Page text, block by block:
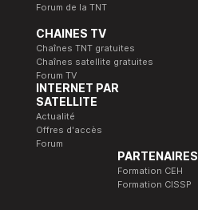
Forum de la TNT
CHAINES TV
Chaînes TNT gratuites
Chaînes satellite gratuites
Forum TV
INTERNET PAR
SATELLITE
Actualité
Offres d'accès
Forum
PARTENAIRES
Formation CEH
Formation CISSP